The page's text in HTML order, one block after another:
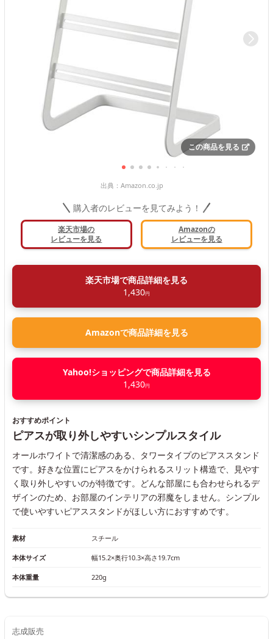
この商品を見る
出典： Amazon.co.jp
購入者のレビューを見てみよう！
楽天市場の
レビューを見る
Amazonの
レビューを見る
楽天市場で商品詳細を見る
1,430円
Amazonで商品詳細を見る
Yahoo!ショッピングで商品詳細を見る
1,430円
おすすめポイント
ピアスが取り外しやすいシンプルスタイル
オールホワイトで清潔感のある、タワータイプのピアススタンド
です。好きな位置にピアスをかけられるスリット構造で、見やす
く取り外しやすいのが特徴です。どんな部屋にも合わせられるデ
ザインのため、お部屋のインテリアの邪魔をしません。シンプル
で使いやすいピアススタンドがほしい方におすすめです。
素材 スチール
本体サイズ 幅15.2×奥行10.3×高さ19.7cm
本体重量 220g
志成販売